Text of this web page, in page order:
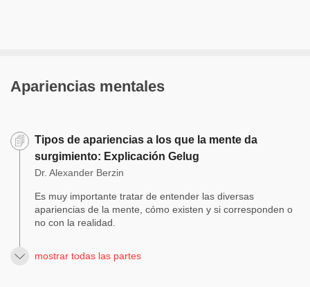
Apariencias mentales
Tipos de apariencias a los que la mente da
surgimiento: Explicación Gelug
Dr. Alexander Berzin
Es muy importante tratar de entender las diversas
apariencias de la mente, cómo existen y si corresponden o
no con la realidad.
mostrar todas las partes